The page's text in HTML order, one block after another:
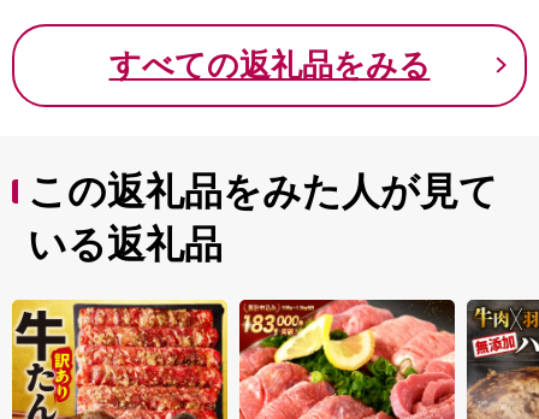
韓国岳。加久藤峠や矢岳高原から見下ろす風光明媚な田
園風景は、えびのを象徴する風景の一つです。
また、県下有数の温泉地としても知られ、まちのいたる
ところに温泉施設が点在しており、各温泉で源泉が異な
すべての返礼品をみる
この返礼品をみた人が見て
いる返礼品